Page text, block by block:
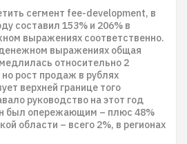
сегмент fee-development, в
составил 153% и 206% в
выражениях соответственно.
выражениях общая
относительно 2
рост продаж в рублях
верхней границе того
руководство на этот год
был опережающим – плюс 48%
области – всего 2%, в регионах